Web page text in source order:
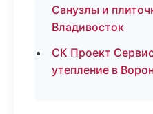
Санузлы и
Владивосток
СК Проект
утепление в